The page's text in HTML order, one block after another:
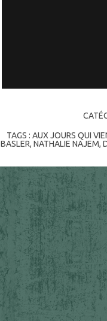
TAGS :AUX JOURS QUI
BASLER,NATHALIE NAJEM,